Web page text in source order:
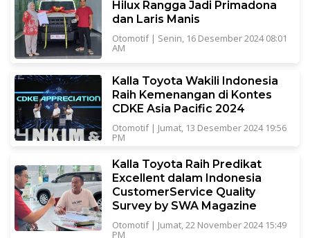
Hilux Rangga Jadi Primadona
dan Laris Manis
Otomotif| Senin, 16 Desember 2024 08:01
AM
Kalla Toyota Wakili Indonesia
Raih Kemenangan di Kontes
CDKE Asia Pacific 2024
Otomotif| Jumat, 13 Desember 2024 19:56
PM
Kalla Toyota Raih Predikat
Excellent dalam Indonesia
CustomerService Quality
Survey by SWA Magazine
Otomotif| Jumat, 22 November 2024 15:49
PM